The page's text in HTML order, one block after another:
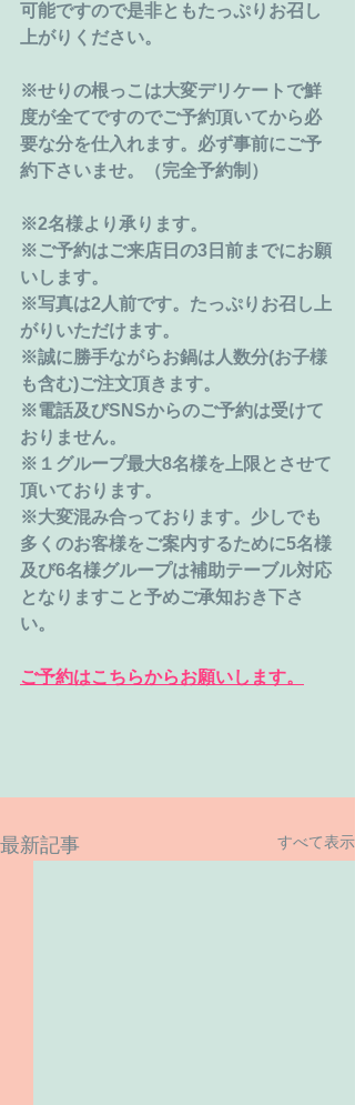
可能ですので是非ともたっぷりお召し
上がりください。
※せりの根っこは大変デリケートで鮮
度が全てですのでご予約頂いてから必
要な分を仕入れます。必ず事前にご予
約下さいませ。（完全予約制）
※2名様より承ります。
※ご予約はご来店日の3日前までにお願
いします。
※写真は2人前です。たっぷりお召し上
がりいただけます。
※誠に勝手ながらお鍋は人数分(お子様
も含む)ご注文頂きます。
※電話及びSNSからのご予約は受けて
おりません。
※１グループ最大8名様を上限とさせて
頂いております。
※大変混み合っております。少しでも
多くのお客様をご案内するために5名様
及び6名様グループは補助テーブル対応
となりますこと予めご承知おき下さ
い。
ご予約はこちらからお願いします。
最新記事 すべて表示